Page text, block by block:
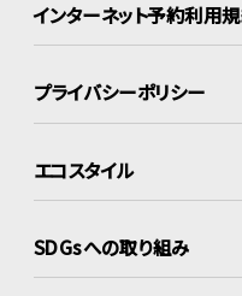
インターネット予約利用
プライバシーポリシー
エコスタイル
SDGsへの取り組み